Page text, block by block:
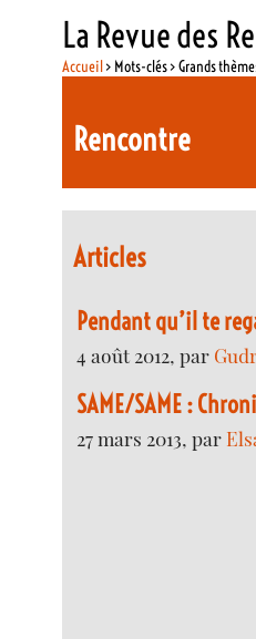
La Revue des
Accueil> Mots-clés > Grands
Rencontre
Articles
Pendant qu’il te
4 août 2012, par
SAME/SAME :
27 mars 2013, par